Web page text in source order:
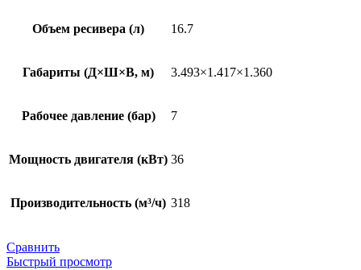
Объем ресивера (л) 16.7
Габариты (Д×Ш×В, м) 3.493×1.417×1.360
Рабочее давление (бар) 7
Мощность двигателя (кВт) 36
Производительность (м³/ч) 318
Сравнить
Быстрый просмотр